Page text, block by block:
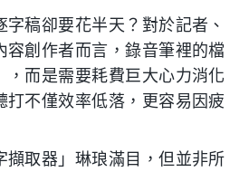
字稿卻要花半天？對於記者、
容創作者而言，錄音筆裡的檔
，而是需要耗費巨大心力消化
打不僅效率低落，更容易因疲
擷取器」琳琅滿目，但並非所